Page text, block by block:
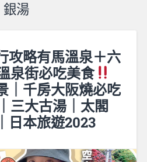
銀湯
攻略有馬溫泉＋六
泉街必吃美食
｜千房大阪燒必吃
三大古湯｜太閣
日本旅遊2023